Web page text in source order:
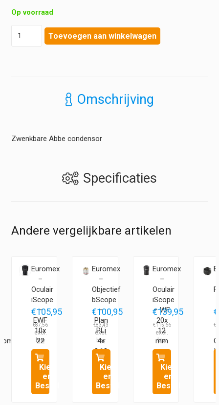
Op voorraad
Toevoegen aan winkelwagen
Omschrijving
Zwenkbare Abbe condensor
Specificaties
Andere vergelijkbare artikelen
Euromex
–
Oculair
iScope
–
EWF
10x
22
mm
€105,95
€87,56
Kies
en
Bestel
Euromex
–
Objectief
bScope
–
Plan
PLi
4x
0,10
€100,95
€83,43
Kies
en
Bestel
Euromex
–
Oculair
iScope
– WF
20x
12
mm
€139,95
€115,66
Kies
en
Bestel
€
€